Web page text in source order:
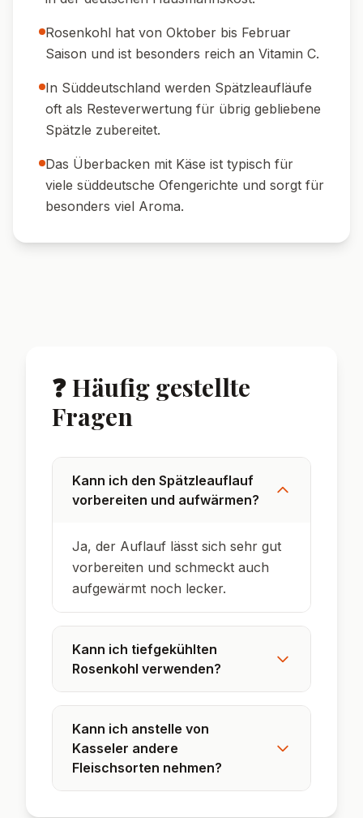
🥗 Beilage:Ein knackiger Feldsalat mit
Walnüssen und Apfel sorgt für Frische.
🍞 Brot-Tipp:Dazu schmeckt frisches
Bauernbrot oder Baguette zum Aufnehmen
der Sauce.
🌱 Frische Kräuter:
Petersilie bestreuen für einen farbigen
Akzent.
🍽️ Portionieren:Den Auflauf vor dem
Spätzle sind eine schwäbische Spezialität
und werden traditionell von Hand geschabt.
Kasseler ist gepökeltes und leicht
geräuchertes Schweinefleisch – ein Klassiker
in der deutschen Hausmannskost.
Saison und ist besonders reich an Vitamin C.
In Süddeutschland werden Spätzleaufläufe
oft als Resteverwertung für übrig gebliebene
Spätzle zubereitet.
Das Überbacken mit Käse ist typisch für
viele süddeutsche Ofengerichte und sorgt für
besonders viel Aroma.